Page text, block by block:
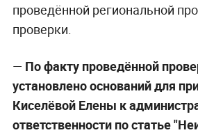
проведённой региональной
проверки.
— По факту проведённой
установлено оснований для
Киселёвой Елены к
ответственности по статье